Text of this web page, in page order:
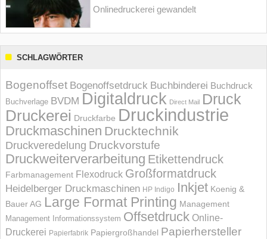
Onlinedruckerei gewandelt
SCHLAGWÖRTER
Bogenoffset Bogenoffsetdruck Buchbinderei Buchdruck
Buchverlage BVDM Digitaldruck Direct Mail Druck
Druckerei Druckfarbe Druckindustrie
Druckmaschinen Drucktechnik
Druckveredelung Druckvorstufe
Druckweiterverarbeitung Etikettendruck
Farbmanagement Flexodruck Großformatdruck
Heidelberger Druckmaschinen HP Indigo Inkjet Koenig &
Bauer AG Large Format Printing Management
Management Informations­system Offsetdruck Online-
Druckerei Papierfabrik Papiergroßhandel Papierhersteller